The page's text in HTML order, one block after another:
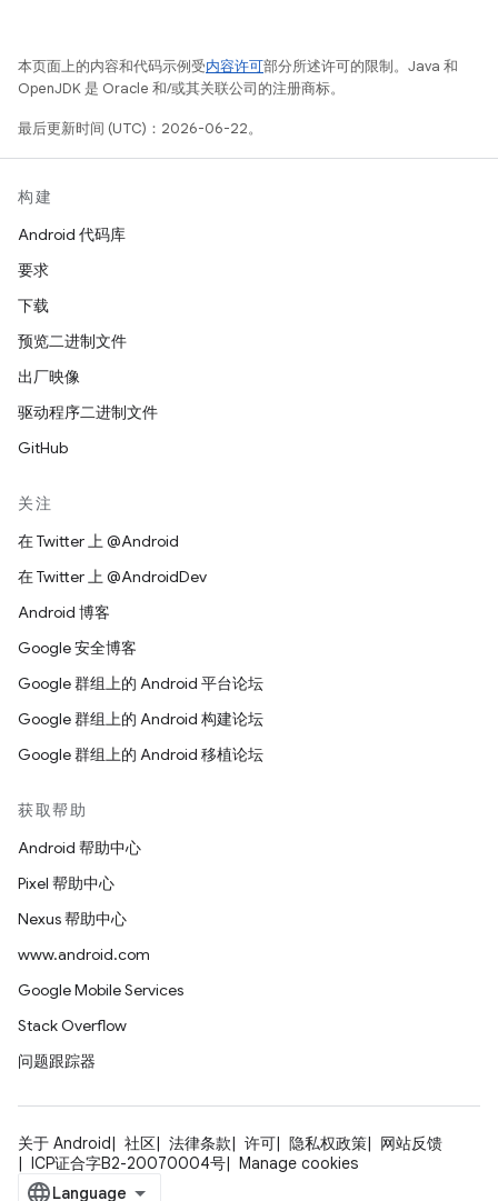
本页面上的内容和代码示例受内容许可部分所述许可的限制。Java 和
OpenJDK 是 Oracle 和/或其关联公司的注册商标。
最后更新时间 (UTC)：2026-06-22。
构建
Android 代码库
要求
下载
预览二进制文件
出厂映像
驱动程序二进制文件
GitHub
关注
在 Twitter 上 @Android
在 Twitter 上 @AndroidDev
Android 博客
Google 安全博客
Google 群组上的 Android 平台论坛
Google 群组上的 Android 构建论坛
Google 群组上的 Android 移植论坛
获取帮助
Android 帮助中心
Pixel 帮助中心
Nexus 帮助中心
www.android.com
Google Mobile Services
Stack Overflow
问题跟踪器
关于 Android 社区 法律条款 许可 隐私权政策
网站反馈
ICP证合字B2-20070004号
Manage cookies